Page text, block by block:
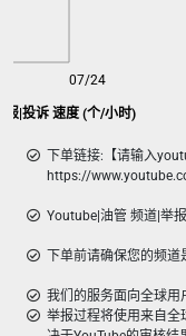
报|投诉 速度 (个/小时)
07/24
下单链接:【请输入
https://
Youtube|油管 频道|举
下单前请确保您的频
我们的服务面向全球用
举报过程将使用来自全